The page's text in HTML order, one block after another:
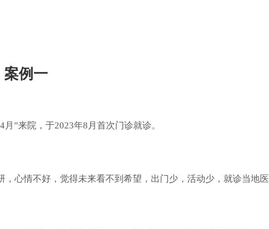
案例一
”来院， 于2023年8月首次门诊就诊。
心情不好，觉得未来看不到希望，出门少，活动少，就诊当地医